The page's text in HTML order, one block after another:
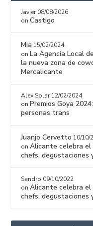
Javier 08/08/2026
onCastigo
Mia 15/02/2024
onLa Agencia Local
la nueva zona de
Mercalicante
Alex Solar 12/02/2024
onPremios Goya
personas trans
Juanjo Cervetto 10/10/
onAlicante celebra el
chefs, degustaciones
Sandro 09/10/2022
onAlicante celebra el
chefs, degustaciones